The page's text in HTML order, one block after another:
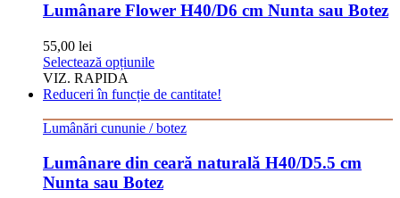
Lumânare Flower H40/D6 cm Nunta sau Botez
55,00 lei
Selectează opțiunileAcest
are
multe
Opțiunile
pot
fi
VIZ. RAPIDA
Reduceri în funcție de cantitate!
Lumânări cununie / botez
Lumânare din ceară naturală H40/D5.5 cm
Nunta sau Botez